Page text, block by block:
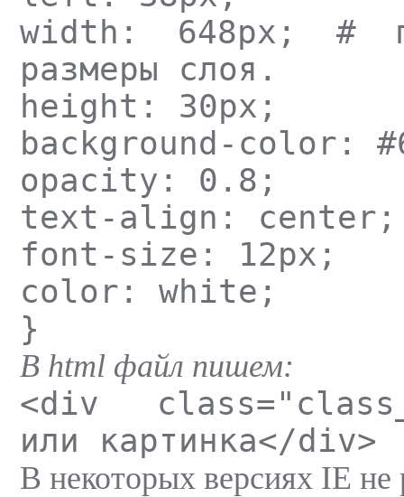
width: 648px; #
размеры слоя.
height: 30px;
background-color:
opacity: 0.8;
text-align: center;
font-size: 12px;
color: white;
}
В html файл пишем:
<div
или картинка</div>
В некоторых версиях IE не